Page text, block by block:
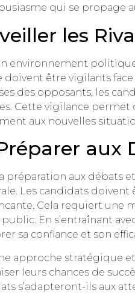
qui se propage
les
environnement
doivent être vigilants face
des opposants, les
Cette vigilance permet
aux nouvelles
aux
préparation aux débats
Les candidats
Cela requiert une
public. En s’entraînant
sa confiance et son
approche stratégique
leurs chances de
s’adapteront-ils aux